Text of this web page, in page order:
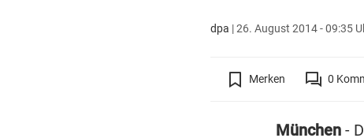
dpa |26. August 2014 - 09:35
Merken 0
München -